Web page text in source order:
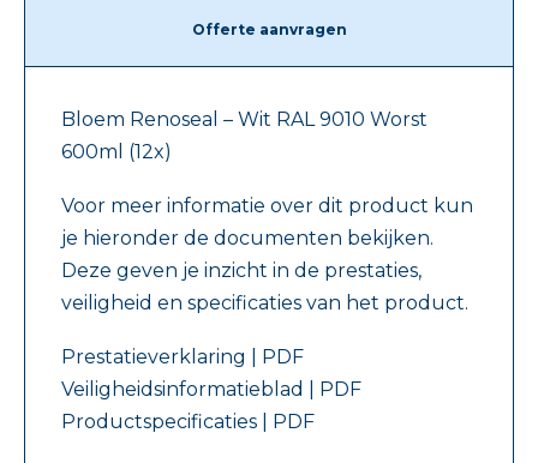
Offerte aanvragen
Bloem Renoseal – Wit RAL 9010 Worst
600ml (12x)
Voor meer informatie over dit product kun
je hieronder de documenten bekijken.
Deze geven je inzicht in de prestaties,
veiligheid en specificaties van het product.
Prestatieverklaring | PDF
Veiligheidsinformatieblad | PDF
Productspecificaties | PDF